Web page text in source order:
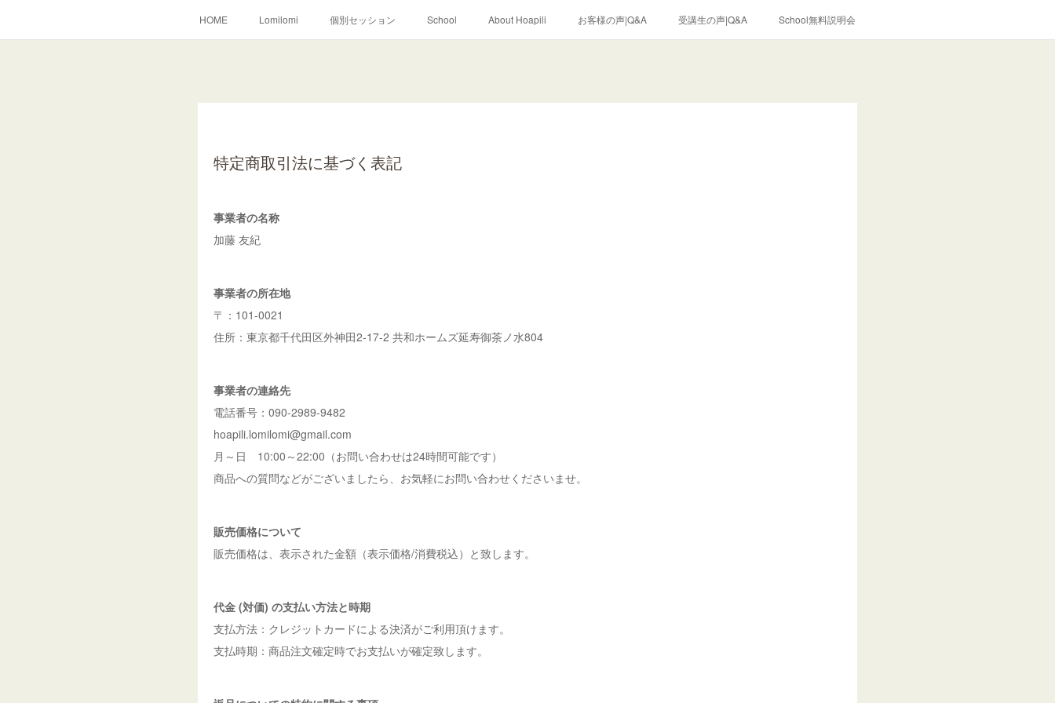
HOME Lomilomi 個別セッション School About Hoapili お客様の声|Q&A 受講生の声|Q&A School無料説明会
特定商取引法に基づく表記
事業者の名称
加藤 友紀
事業者の所在地
〒：101-0021
住所：東京都千代田区外神田2-17-2 共和ホームズ延寿御茶ノ水804
事業者の連絡先
電話番号：090-2989-9482
hoapili.lomilomi@gmail.com
月～日 10:00～22:00（お問い合わせは24時間可能です）
商品への質問などがございましたら、お気軽にお問い合わせくださいませ。
販売価格について
販売価格は、表示された金額（表示価格/消費税込）と致します。
代金 (対価) の支払い方法と時期
支払方法：クレジットカードによる決済がご利用頂けます。
支払時期：商品注文確定時でお支払いが確定致します。